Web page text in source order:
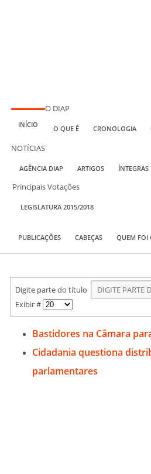
INÍCIO
O DIAP
O QUE É CRONOLOGIA
NOTÍCIAS
AGÊNCIA DIAP ARTIGOS ÍNTEGRAS
Principais Votações
LEGISLATURA 2015/2018
PUBLICAÇÕES CABEÇAS QUEM FOI
Digite parte do título
Exibir #
Bastidores na Câmara
Cidadania questiona
parlamentares